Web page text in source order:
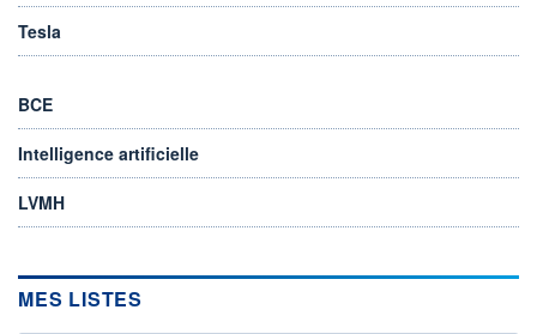
Tesla
BCE
Intelligence artificielle
LVMH
MES LISTES